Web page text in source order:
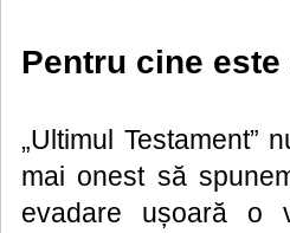
Pentru cine
„Ultimul Testament”
mai onest să
evadare ușoară o